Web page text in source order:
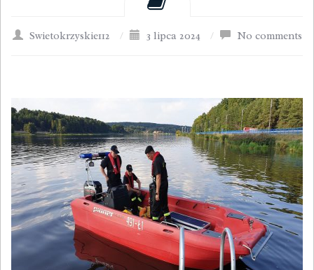
Swietokrzyskie112 / 3 lipca 2024 / No comments